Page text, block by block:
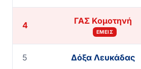
4 ΓΑΣ Κομοτηνή
ΕΜΕΊΣ
5 Δόξα Λευκάδας